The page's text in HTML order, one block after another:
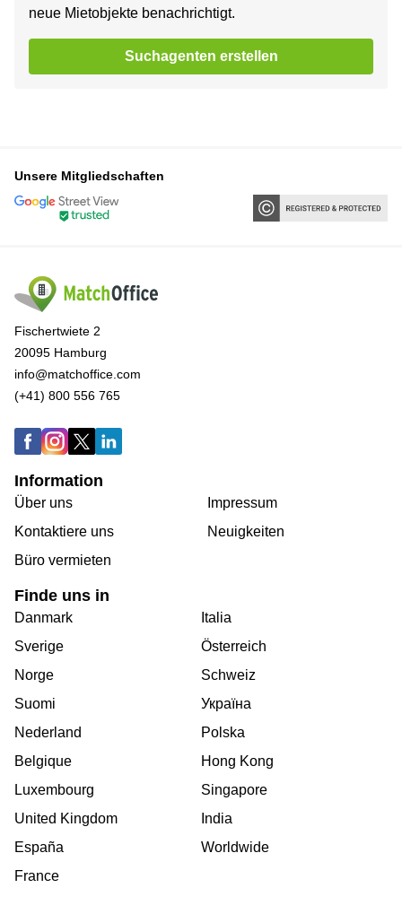
neue Mietobjekte benachrichtigt.
Suchagenten erstellen
Unsere Mitgliedschaften
Fischertwiete 2
20095 Hamburg
info@matchoffice.com
(+41) 800 556 765
Information
Über uns
Kontaktiere uns
Büro vermieten
Impressum
Neuigkeiten
Finde uns in
Danmark
Sverige
Norge
Suomi
Nederland
Belgique
Luxembourg
United Kingdom
España
France
Italia
Österreich
Schweiz
Україна
Polska
Hong Kong
Singapore
India
Worldwide